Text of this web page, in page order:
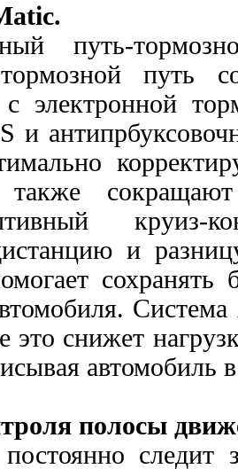
путь-
путь
электронной
и
круиз-
и
сохранять
снижет
автомобиль
полосы
следит